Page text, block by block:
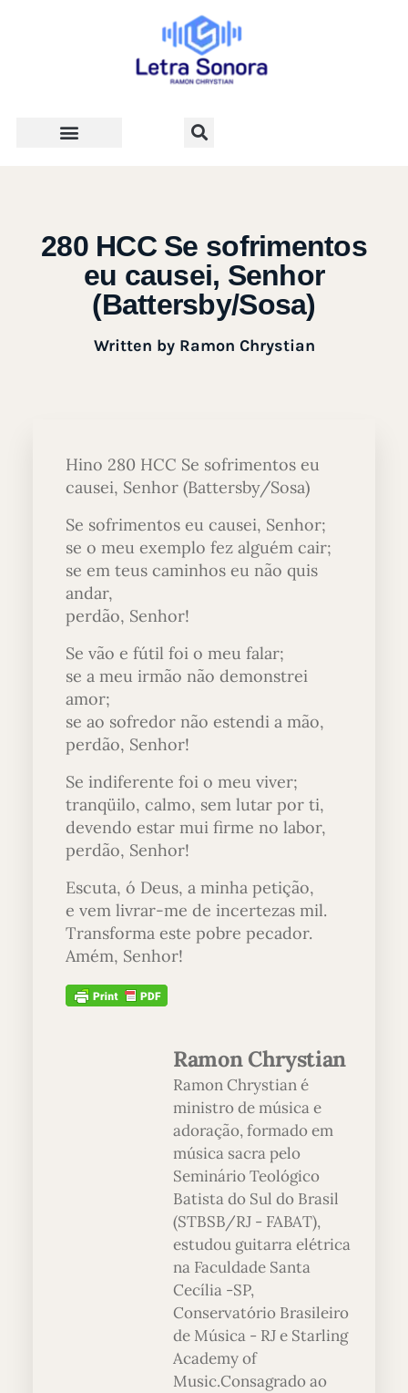
280 HCC Se sofrimentos
eu causei, Senhor
(Battersby/Sosa)
Written byRamon Chrystian
Hino 280 HCC Se sofrimentos eu
causei, Senhor (Battersby/Sosa)
Se sofrimentos eu causei, Senhor;
se o meu exemplo fez alguém cair;
se em teus caminhos eu não quis
andar,
perdão, Senhor!
Se vão e fútil foi o meu falar;
se a meu irmão não demonstrei
amor;
se ao sofredor não estendi a mão,
perdão, Senhor!
Se indiferente foi o meu viver;
tranqüilo, calmo, sem lutar por ti,
devendo estar mui firme no labor,
perdão, Senhor!
Escuta, ó Deus, a minha petição,
e vem livrar-me de incertezas mil.
Transforma este pobre pecador.
Amém, Senhor!
Ramon Chrystian
Ramon Chrystian é
ministro de música e
adoração, formado em
música sacra pelo
Seminário Teológico
Batista do Sul do Brasil
(STBSB/RJ - FABAT),
estudou guitarra elétrica
na Faculdade Santa
Cecília -SP,
Conservatório Brasileiro
de Música - RJ e Starling
Academy of
Music.Consagrado ao